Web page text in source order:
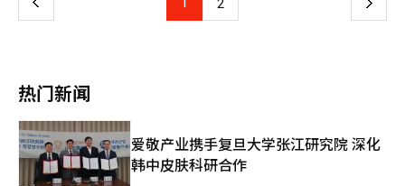
示：“通过此次申报，我们希望能发现更多有能力的釜山型预备社
在发生紧急情况时迅速向区、县和社会福利设施等相关机构报告，
夏。”※ 本报道经人工智能（AI）系统翻译与编辑。
教育的首要方向是“深耕基础”。郑教育厅长表示：“我将根据时
代的需求扩展义务教育的概念，确保从幼儿阶段起就能享有平等的
教育机会。”他特别承诺消除所有学习起点的“基础学力”弱势群
体，并更加关注学生的“心理健康”，以支持他们的成长。 此
外，他强调：“在人工智能时代，教育的中心仍然是人”，并承诺
实施培养思考能力、共情能力和合作能力的人性化教育。 他指出
2
热门新闻
爱敬产业携手复旦大学张江研究院 深化
韩中皮肤科研合作